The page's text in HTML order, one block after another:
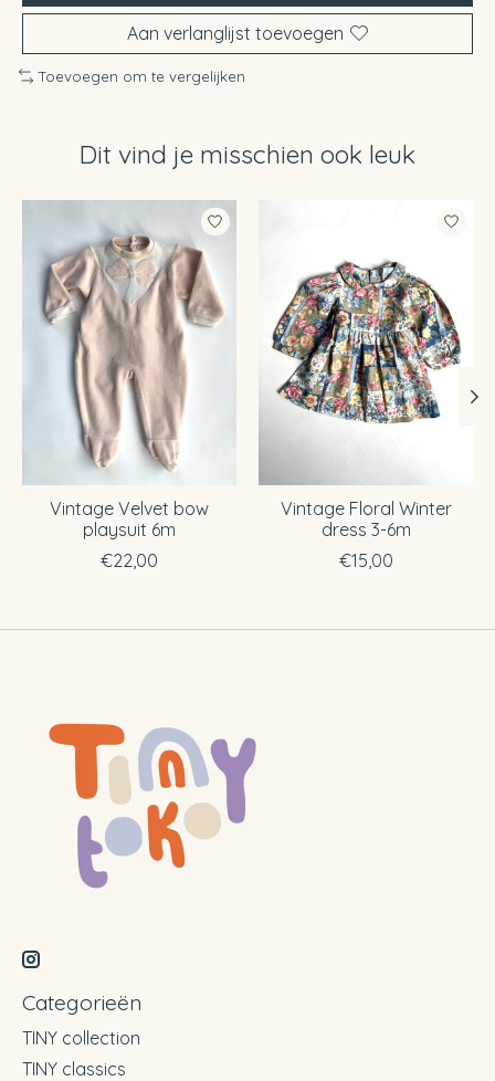
Aan verlanglijst toevoegen
Toevoegen om te vergelijken
Dit vind je misschien ook leuk
Items van productcarrousel
Vintage Velvet bow
playsuit 6m
€22,00
Vintage Floral Winter
dress 3-6m
€15,00
Categorieën
TINY collection
TINY classics